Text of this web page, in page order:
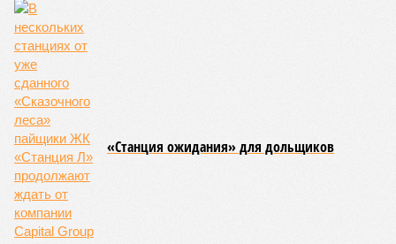
«Станция ожидания» для дольщиков